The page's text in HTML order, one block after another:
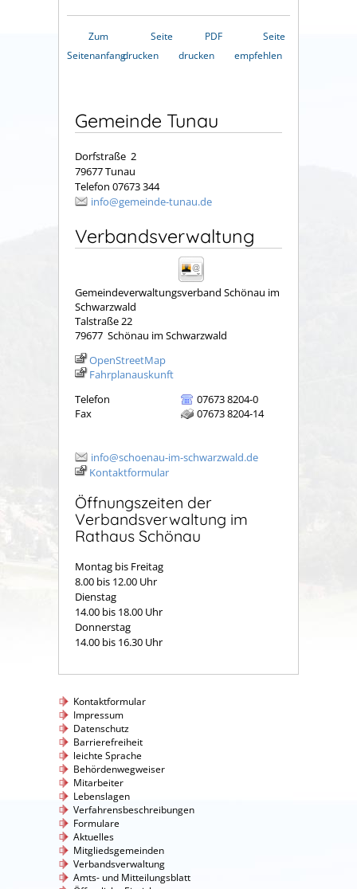
Zum
Seitenanfang
Seite
drucken
PDF
drucken
Seite
empfehlen
Gemeinde Tunau
Dorfstraße 2
79677 Tunau
Telefon 07673 344
info@gemeinde-tunau.de
Verbandsverwaltung
Gemeindeverwaltungsverband Schönau im
Schwarzwald
Talstraße 22
79677 Schönau im Schwarzwald
OpenStreetMap
Fahrplanauskunft
Telefon
07673 8204-0
Fax
07673 8204-14
info@schoenau-im-schwarzwald.de
Kontaktformular
Öffnungszeiten der
Verbandsverwaltung im
Rathaus Schönau
Montag bis Freitag
8.00 bis 12.00 Uhr
Dienstag
14.00 bis 18.00 Uhr
Donnerstag
14.00 bis 16.30 Uhr
Kontaktformular
Impressum
Datenschutz
Barrierefreiheit
leichte Sprache
Behördenwegweiser
Mitarbeiter
Lebenslagen
Verfahrensbeschreibungen
Formulare
Aktuelles
Mitgliedsgemeinden
Verbandsverwaltung
Amts- und Mitteilungsblatt